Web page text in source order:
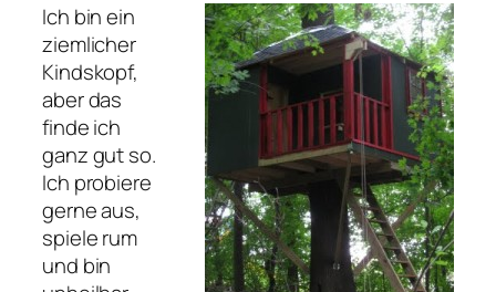
Ich bin ein
ziemlicher
Kindskopf,
aber das
finde ich
ganz gut so.
Ich probiere
gerne aus,
spiele rum
und bin